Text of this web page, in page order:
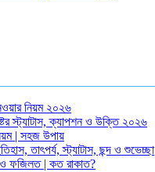
নিয়ম ২০২৬
স্ট্যাটাস, ক্যাপশন ও উক্তি ২০২৬
| সহজ উপায়
তাৎপর্য, স্ট্যাটাস, ছন্দ ও শুভেচ্ছা
ও ফজিলত | কত রাকাত?